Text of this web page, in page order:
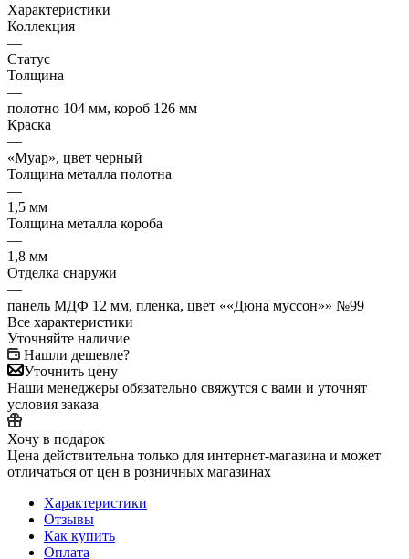
Характеристики
Коллекция
—
Статус
Толщина
—
полотно 104 мм, короб 126 мм
Краска
—
«Муар», цвет черный
Толщина металла полотна
—
1,5 мм
Толщина металла короба
—
1,8 мм
Отделка снаружи
—
панель МДФ 12 мм, пленка, цвет ««Дюна муссон»» №99
Все характеристики
Уточняйте наличие
Нашли дешевле?
Уточнить цену
Наши менеджеры обязательно свяжутся с вами и уточнят
условия заказа
Хочу в подарок
Цена действительна только для интернет-магазина и может
отличаться от цен в розничных магазинах
Характеристики
Отзывы
Как купить
Оплата